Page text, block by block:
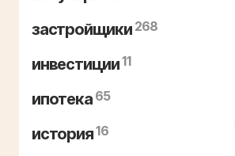
застройщики 268
инвестиции11
ипотека 65
история16